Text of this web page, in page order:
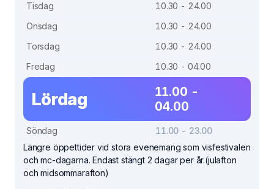
Tisdag
10.30 - 24.00
Onsdag
10.30 - 24.00
Torsdag
10.30 - 24.00
Fredag
10.30 - 04.00
Lördag
11.00 -
04.00
Söndag
11.00 - 23.00
Längre öppettider vid stora evenemang som visfestivalen
och mc-dagarna. Endast stängt 2 dagar per år.(julafton
och midsommarafton)